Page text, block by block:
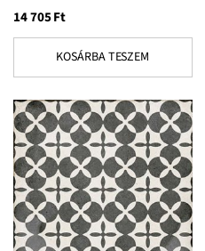
14 705Ft
KOSÁRBA TESZEM